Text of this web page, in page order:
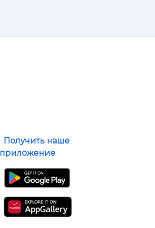
Получить наше
приложение